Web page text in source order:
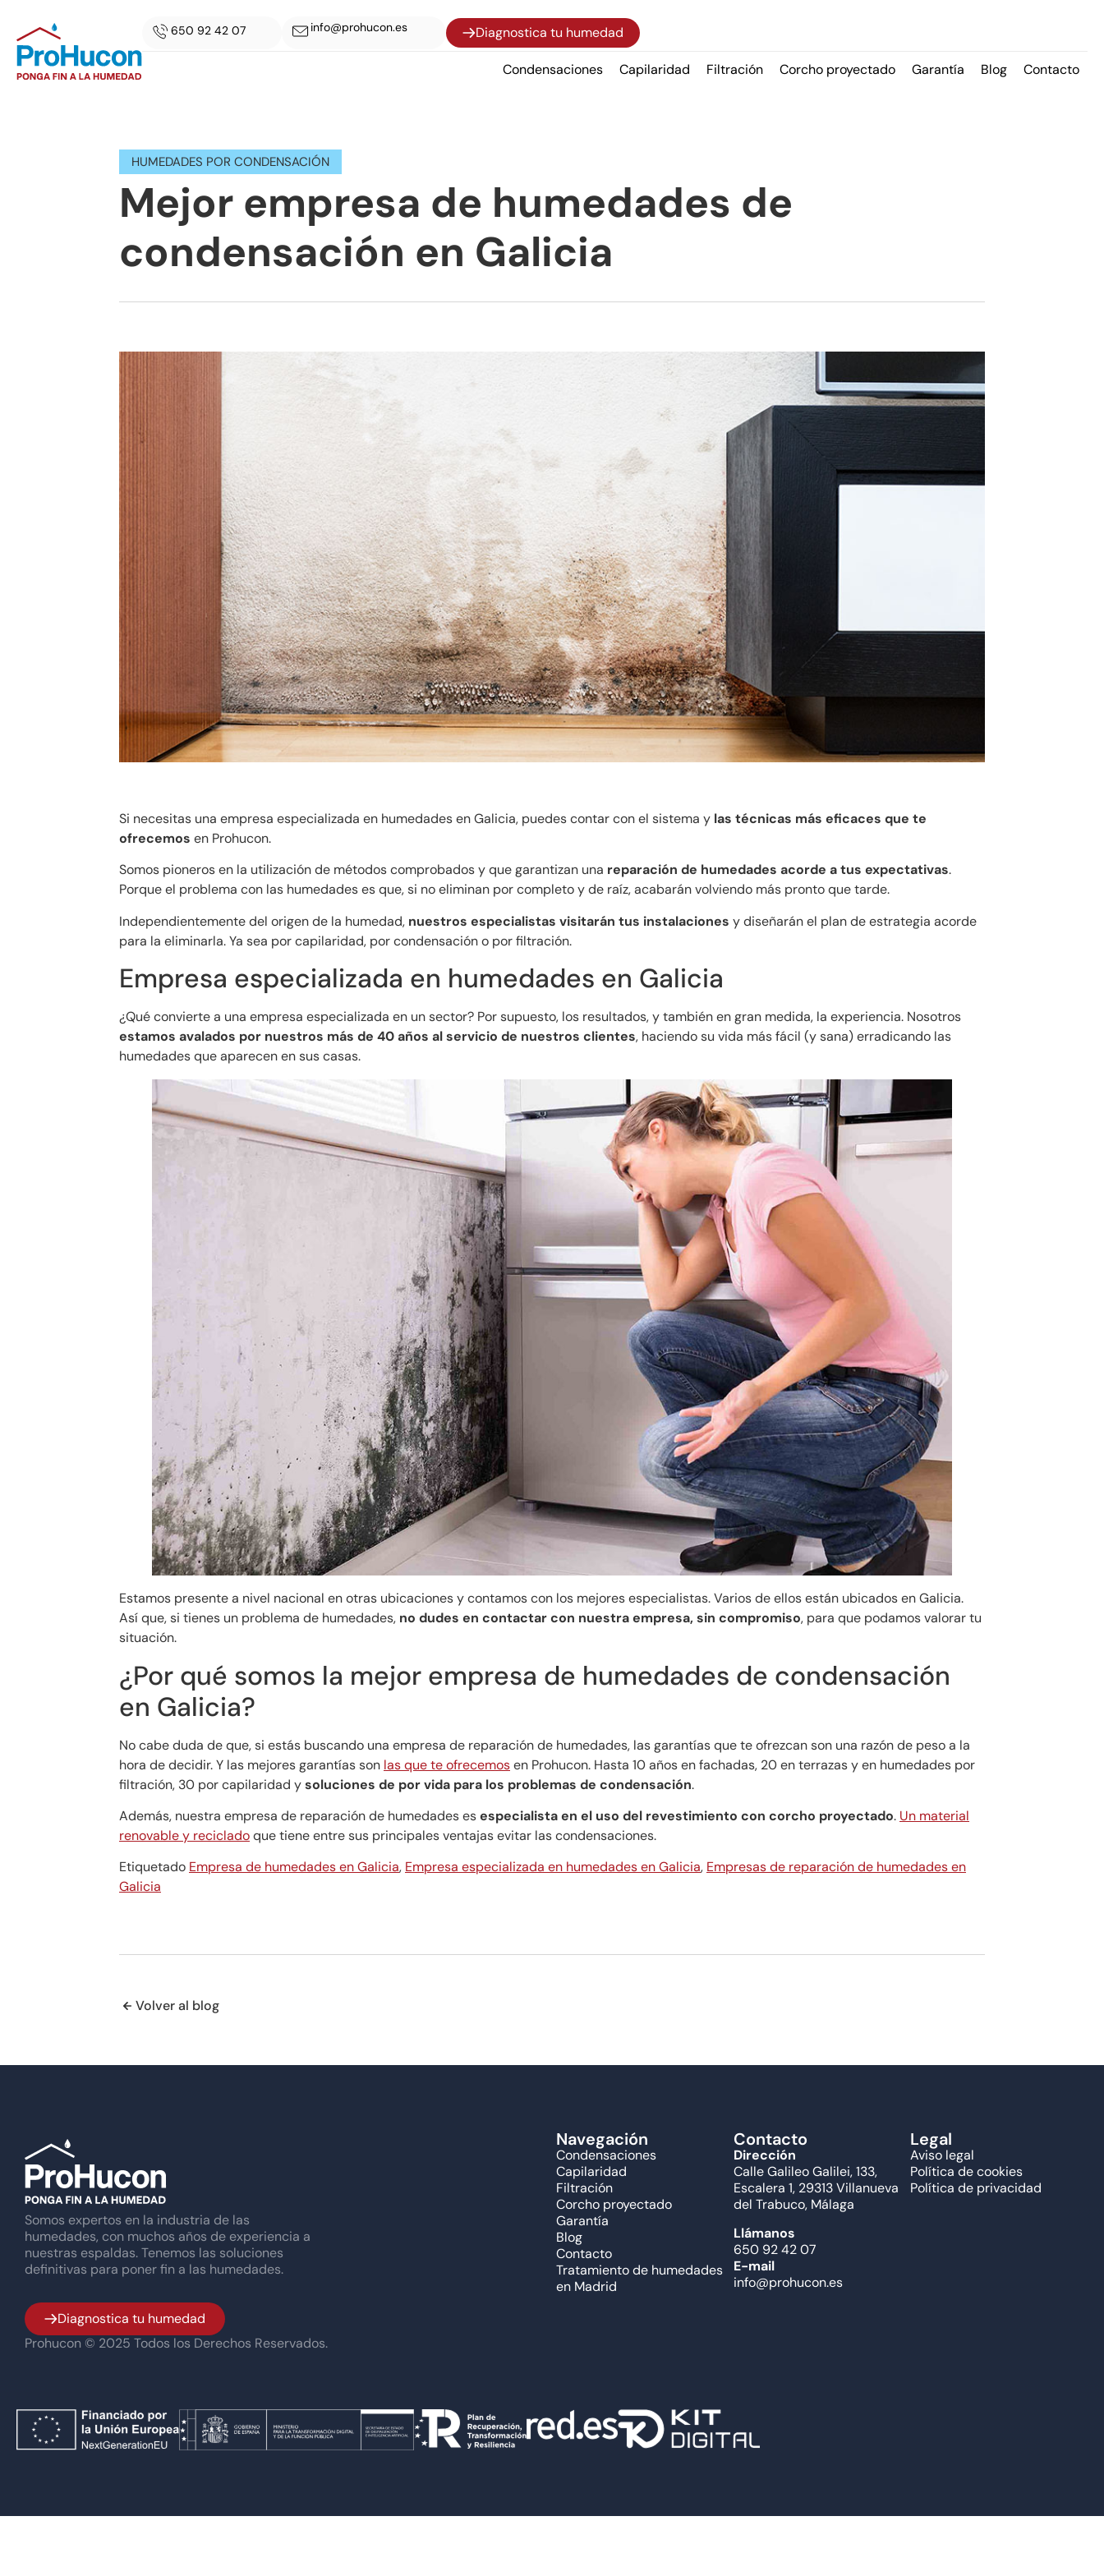
650 92 42 07 info@prohucon.es Diagnostica tu humedad
Condensaciones Capilaridad Filtración Corcho proyectado Garantía Blog Contacto
HUMEDADES POR CONDENSACIÓN
Mejor empresa de humedades de
condensación en Galicia
Si necesitas una empresa especializada en humedades en Galicia, puedes contar con el sistema y las técnicas más eficaces que te
ofrecemos en Prohucon.
Somos pioneros en la utilización de métodos comprobados y que garantizan una reparación de humedades acorde a tus expectativas.
Porque el problema con las humedades es que, si no eliminan por completo y de raíz, acabarán volviendo más pronto que tarde.
Independientemente del origen de la humedad, nuestros especialistas visitarán tus instalaciones y diseñarán el plan de estrategia acorde
para la eliminarla. Ya sea por capilaridad, por condensación o por filtración.
Empresa especializada en humedades en Galicia
¿Qué convierte a una empresa especializada en un sector? Por supuesto, los resultados, y también en gran medida, la experiencia. Nosotros
estamos avalados por nuestros más de 40 años al servicio de nuestros clientes, haciendo su vida más fácil (y sana) erradicando las
humedades que aparecen en sus casas.
Estamos presente a nivel nacional en otras ubicaciones y contamos con los mejores especialistas. Varios de ellos están ubicados en Galicia.
Así que, si tienes un problema de humedades, no dudes en contactar con nuestra empresa, sin compromiso, para que podamos valorar tu
situación.
¿Por qué somos la mejor empresa de humedades de condensación
en Galicia?
No cabe duda de que, si estás buscando una empresa de reparación de humedades, las garantías que te ofrezcan son una razón de peso a la
hora de decidir. Y las mejores garantías son las que te ofrecemosen Prohucon. Hasta 10 años en fachadas, 20 en terrazas y en humedades por
filtración, 30 por capilaridad ysoluciones de por vida para los problemas de condensación.
Además, nuestra empresa de reparación de humedades esespecialista en el uso del revestimiento con corcho proyectado. Un material
renovable y recicladoque tiene entre sus principales ventajas evitar las condensaciones.
Etiquetado Empresa de humedades en Galicia, Empresa especializada en humedades en Galicia, Empresas de reparación de humedades en
Galicia
Volver al blog
Somos expertos en la industria de las
humedades, con muchos años de experiencia a
nuestras espaldas. Tenemos las soluciones
definitivas para poner fin a las humedades.
Diagnostica tu humedad
Prohucon © 2025 Todos los Derechos Reservados.
Navegación
Condensaciones
Capilaridad
Filtración
Corcho proyectado
Garantía
Blog
Contacto
Tratamiento de humedades
en Madrid
Contacto
Dirección
Calle Galileo Galilei, 133,
Escalera 1, 29313 Villanueva
del Trabuco, Málaga
Llámanos
650 92 42 07
E-mail
info@prohucon.es
Legal
Aviso legal
Política de cookies
Política de privacidad